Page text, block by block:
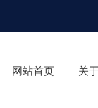
网站首页 关